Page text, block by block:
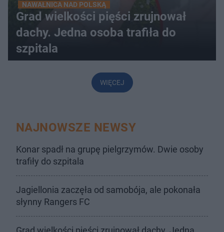
NAWAŁNICA NAD POLSKĄ
Grad wielkości pięści zrujnował
dachy. Jedna osoba trafiła do
szpitala
WIĘCEJ
NAJNOWSZE NEWSY
Konar spadł na grupę pielgrzymów. Dwie osoby
trafiły do szpitala
Jagiellonia zaczęła od samobója, ale pokonała
słynny Rangers FC